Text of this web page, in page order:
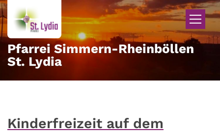
Zum Inhalt springen
Pfarrei Simmern-Rheinböllen
St. Lydia
Kinderfreizeit auf dem